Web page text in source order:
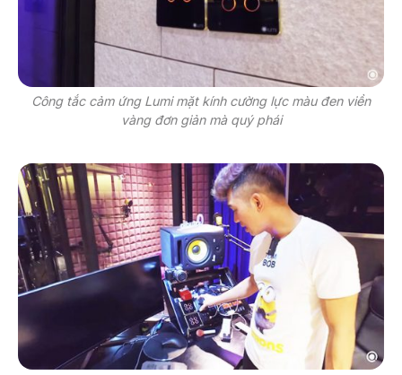
Công tắc cảm ứng Lumi mặt kính cường lực màu đen viền
vàng đơn giản mà quý phái